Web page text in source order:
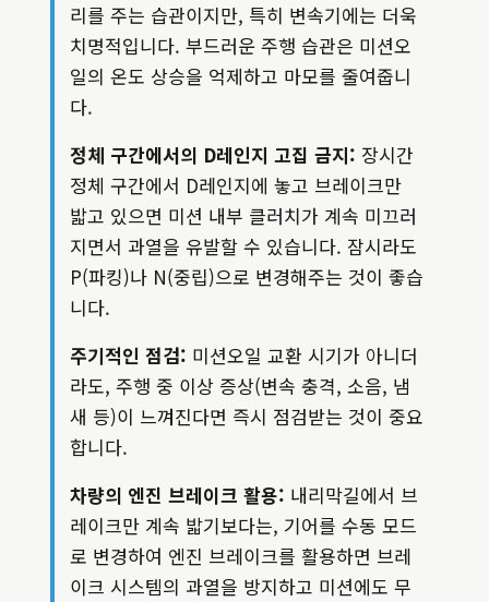
리를 주는 습관이지만, 특히 변속기에는 더욱
치명적입니다. 부드러운 주행 습관은 미션오
일의 온도 상승을 억제하고 마모를 줄여줍니
다.
정체 구간에서의 D레인지 고집 금지: 장시간
정체 구간에서 D레인지에 놓고 브레이크만
밟고 있으면 미션 내부 클러치가 계속 미끄러
지면서 과열을 유발할 수 있습니다. 잠시라도
P(파킹)나 N(중립)으로 변경해주는 것이 좋습
니다.
주기적인 점검: 미션오일 교환 시기가 아니더
라도, 주행 중 이상 증상(변속 충격, 소음, 냄
새 등)이 느껴진다면 즉시 점검받는 것이 중요
합니다.
차량의 엔진 브레이크 활용: 내리막길에서 브
레이크만 계속 밟기보다는, 기어를 수동 모드
로 변경하여 엔진 브레이크를 활용하면 브레
이크 시스템의 과열을 방지하고 미션에도 무